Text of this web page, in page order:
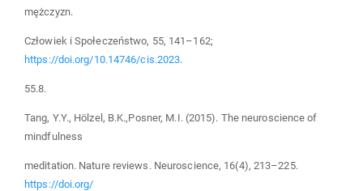
mężczyzn.
Człowiek i Społeczeństwo, 55, 141–162;
https://doi.org/10.14746/cis.2023.
55.8.
Tang, Y.Y., Hölzel, B.K.,Posner, M.I. (2015). The neuroscience of
mindfulness
meditation. Nature reviews. Neuroscience, 16(4), 213–225.
https://doi.org/